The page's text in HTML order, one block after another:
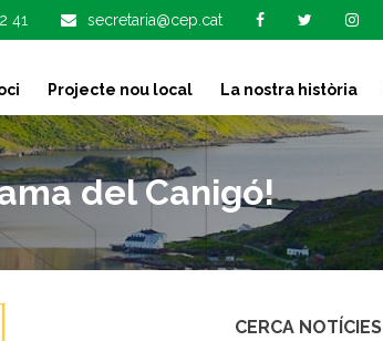
41 secretaria@cep.cat
Projecte nou local La nostra història
del Canigó!
CERCA NOTÍCIES